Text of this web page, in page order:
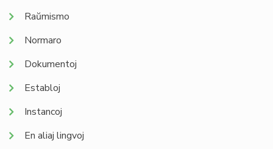
Raŭmismo
Normaro
Dokumentoj
Establoj
Instancoj
En aliaj lingvoj